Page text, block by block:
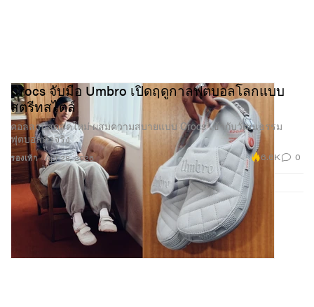
รองเท้า
Crocs จับมือ Umbro เปิดฤดูกาลฟุตบอลโลกแบบ
สตรีทสไตล์
คอลลาบสุดสดใหม่ ผสมความสบายแบบ Crocs เข้ากับวัฒนธรรม
ฟุตบอลตัวจริง
Apr 28, 2026 6.6K 0